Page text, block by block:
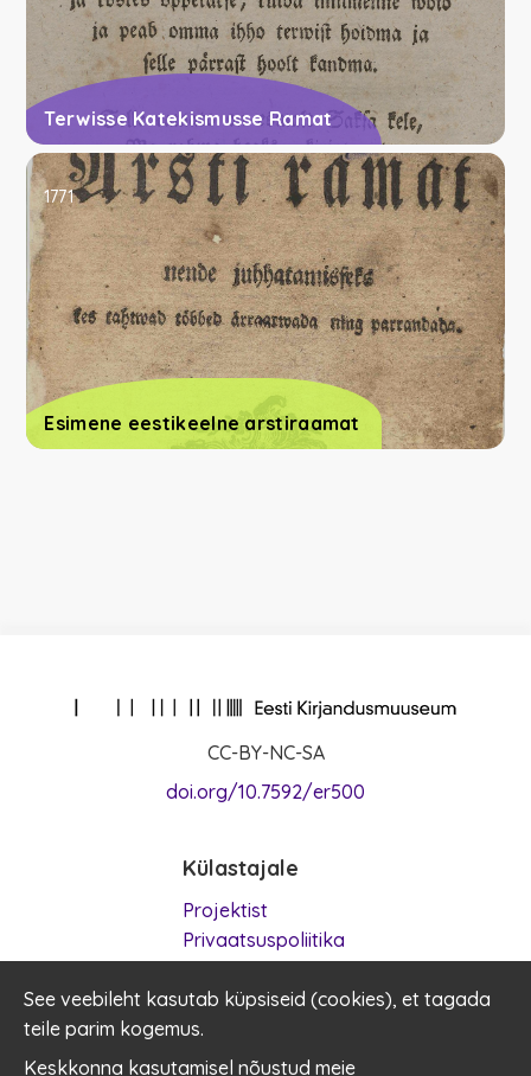
Terwisse Katekismusse Ramat
Esimene eestikeelne arstiraamat
1771
Külastajale
Projektist
Privaatsuspoliitika
Küpsised
CC-BY-NC-SA
doi.org/10.7592/er500
Kontakt
See veebileht kasutab küpsiseid (cookies), et tagada
teile parim kogemus.
Keskkonna kasutamisel nõustud meie